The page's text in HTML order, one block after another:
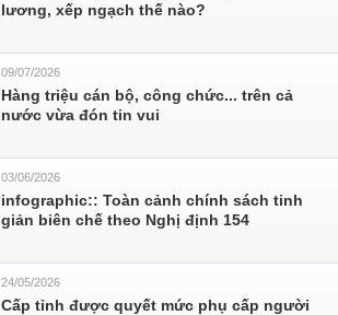
lương, xếp ngạch thế nào?
09/07/2026
Hàng triệu cán bộ, công chức... trên cả
nước vừa đón tin vui
03/06/2026
infographic:: Toàn cảnh chính sách tinh
giản biên chế theo Nghị định 154
24/05/2026
Cấp tỉnh được quyết mức phụ cấp người